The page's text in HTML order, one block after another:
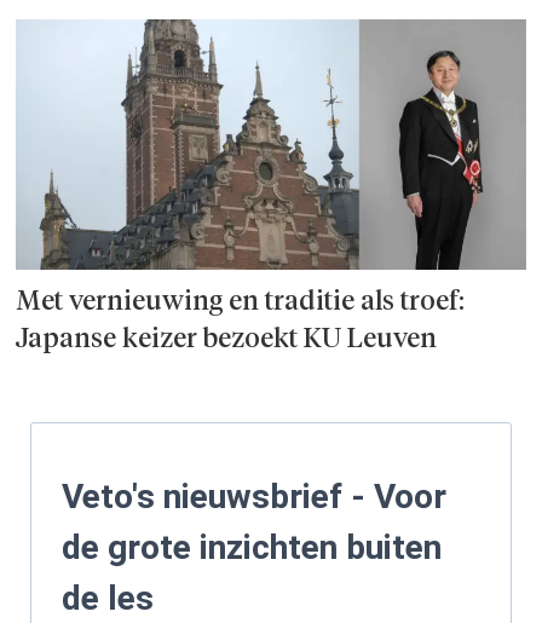
Met vernieuwing en traditie als troef:
Japanse keizer bezoekt KU Leuven
Veto's nieuwsbrief - Voor
de grote inzichten buiten
de les